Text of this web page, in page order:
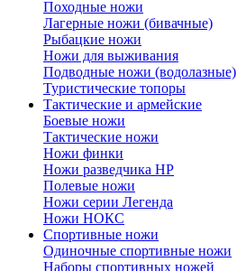
Походные ножи
Лагерные ножи (бивачные)
Рыбацкие ножи
Ножи для выживания
Подводные ножи (водолазные)
Туристические топоры
Тактические и армейские
Боевые ножи
Тактические ножи
Ножи финки
Ножи разведчика НР
Полевые ножи
Ножи серии Легенда
Ножи НОКС
Спортивные ножи
Одиночные спортивные ножи
Наборы спортивных ножей